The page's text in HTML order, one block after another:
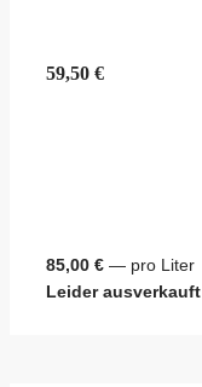
59,50 €
85,00 € — pro Liter
Leider ausverkauft